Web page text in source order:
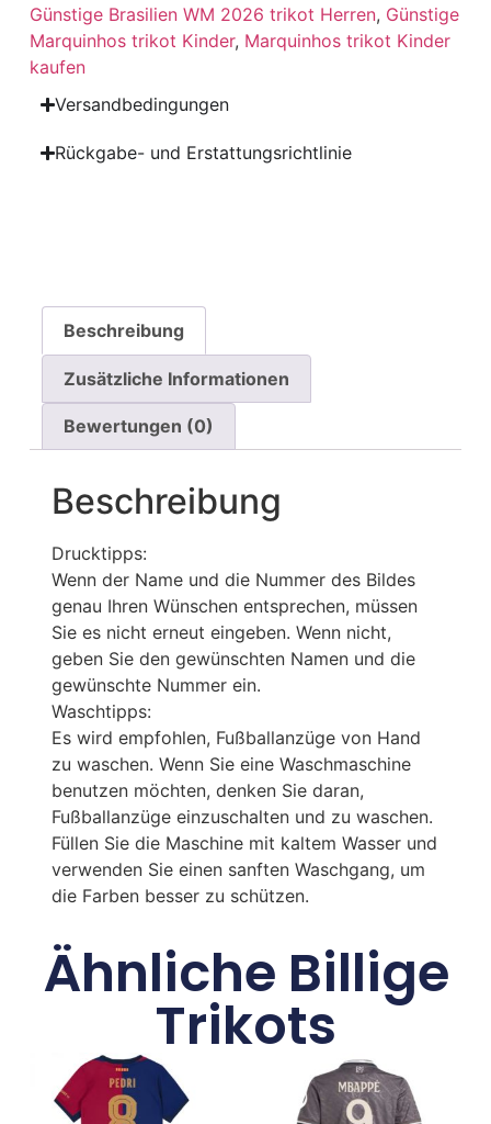
Günstige Brasilien WM 2026 trikot Herren, Günstige
Marquinhos trikot Kinder, Marquinhos trikot Kinder
kaufen
Versandbedingungen
Rückgabe- und Erstattungsrichtlinie
Beschreibung
Zusätzliche Informationen
Bewertungen (0)
Beschreibung
Drucktipps:
Wenn der Name und die Nummer des Bildes
genau Ihren Wünschen entsprechen, müssen
Sie es nicht erneut eingeben. Wenn nicht,
geben Sie den gewünschten Namen und die
gewünschte Nummer ein.
Waschtipps:
Es wird empfohlen, Fußballanzüge von Hand
zu waschen. Wenn Sie eine Waschmaschine
benutzen möchten, denken Sie daran,
Fußballanzüge einzuschalten und zu waschen.
Füllen Sie die Maschine mit kaltem Wasser und
verwenden Sie einen sanften Waschgang, um
die Farben besser zu schützen.
Ähnliche Billige
Trikots